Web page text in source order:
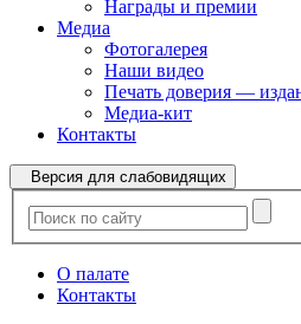
Награды и премии
Медиа
Фотогалерея
Наши видео
Печать доверия —
Медиа-кит
Контакты
Версия для слабовидящих
О палате
Контакты